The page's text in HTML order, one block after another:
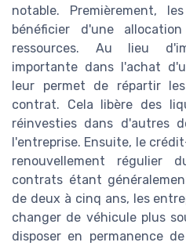
notable. Premièrement,
bénéficier d'une
ressources. Au lieu
importante dans l'achat
leur permet de répartir
contrat. Cela libère des
réinvesties dans d'autres
l'entreprise. Ensuite, le
renouvellement régulier
contrats étant
de deux à cinq ans, les
changer de véhicule plus
disposer en permanence